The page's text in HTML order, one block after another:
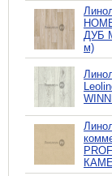
ДУБ
м)